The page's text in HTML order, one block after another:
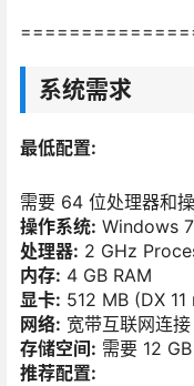
系统需求
最低配置:
需要 64 位处理器和
操作系统: Windows
处理器: 2 GHz
内存: 4 GB RAM
显卡: 512 MB (DX
网络: 宽带互联网连接
存储空间: 需要 12
推荐配置: